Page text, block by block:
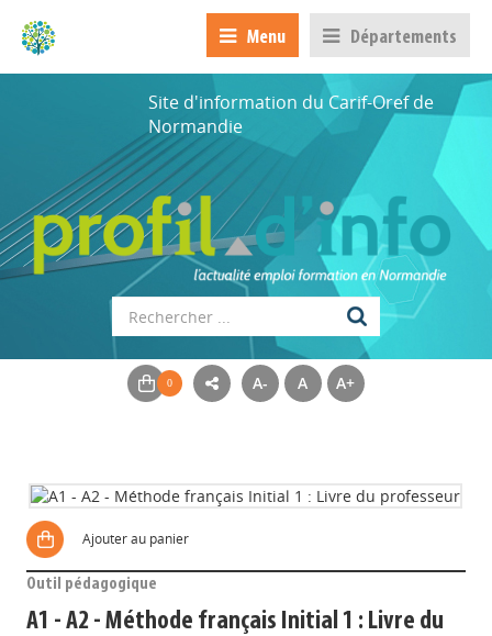
Menu Départements
Site d'information du Carif-Oref de
Normandie
A- A A+
Ajouter au panier
Outil pédagogique
A1 - A2 - Méthode français Initial 1 : Livre du